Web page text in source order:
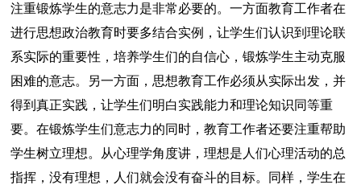
注重锻炼学生的意志力是非常必要的。一方面教育工作者在
进行思想政治教育时要多结合实例，让学生们认识到理论联
系实际的重要性，培养学生们的自信心，锻炼学生主动克服
困难的意志。另一方面，思想教育工作必须从实际出发，并
得到真正实践，让学生们明白实践能力和理论知识同等重
要。在锻炼学生们意志力的同时，教育工作者还要注重帮助
学生树立理想。从心理学角度讲，理想是人们心理活动的总
指挥，没有理想，人们就会没有奋斗的目标。同样，学生在